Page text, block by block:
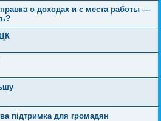
о доходах и с места работы —
підтримка для громадян